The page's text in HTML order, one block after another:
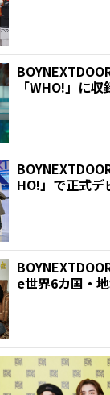
「WHO!」に
HO!」で正式
e世界6カ国・